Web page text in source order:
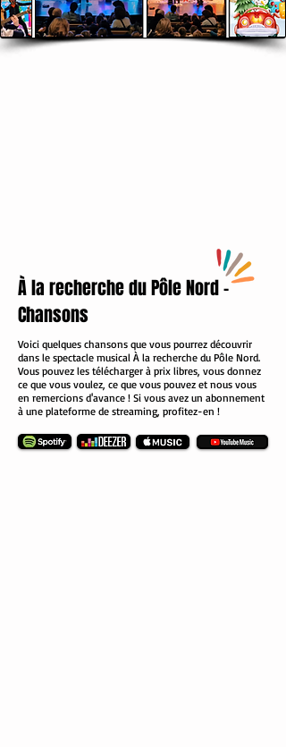
À la recherche du Pôle Nord -
Chansons
Voici quelques chansons que vous pourrez découvrir
dans le spectacle musical À la recherche du Pôle Nord.
Vous pouvez les télécharger à prix libres, vous donnez
ce que vous voulez, ce que vous pouvez et nous vous
en remercions d'avance ! Si vous avez un abonnement
à une plateforme de streaming, profitez-en !